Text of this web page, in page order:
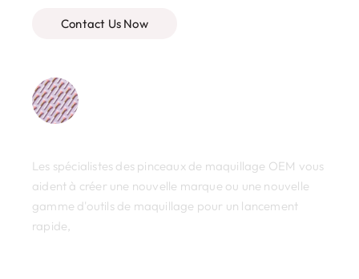
Contact Us Now
Les spécialistes des pinceaux de maquillage OEM vous
aident à créer une nouvelle marque ou une nouvelle
gamme d'outils de maquillage pour un lancement
rapide,